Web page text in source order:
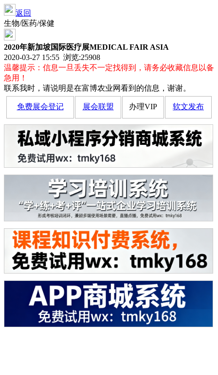
返回
生物/医药/保健
2020年新加坡国际医疗展MEDICAL FAIR ASIA
2020-03-27 15:55 浏览:25908
温馨提示：信息一旦丢失不一定找得到，请务必收藏信息以备
急用！
联系我时，请说明是在富博农业网看到的信息，谢谢。
免费展会登记 展会联盟 办理VIP 软文发布